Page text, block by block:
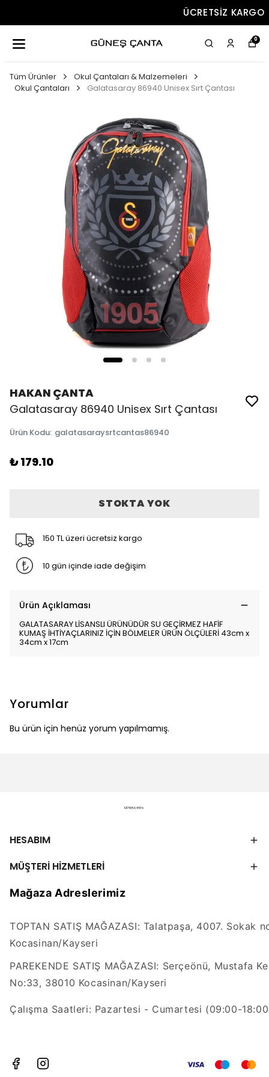
0
Tüm Ürünler
Okul Çantaları & Malzemeleri
Okul Çantaları
Galatasaray 86940 Unisex Sırt Çantası
HAKAN ÇANTA
Galatasaray 86940 Unisex Sırt Çantası
Ürün Kodu: galatasaraysrtcantas86940
₺ 179.10
STOKTA YOK
150 TL üzeri ücretsiz kargo
10 gün içinde iade değişim
Ürün Açıklaması
GALATASARAY LİSANSLI ÜRÜNÜDÜR SU GEÇİRMEZ HAFİF
KUMAŞ İHTİYAÇLARINIZ İÇİN BÖLMELER ÜRÜN ÖLÇÜLERİ 43cm x
34cm x 17cm
Yorumlar
Bu ürün için henüz yorum yapılmamış.
HESABIM
MÜŞTERİ HİZMETLERİ
Mağaza Adreslerimiz
TOPTAN SATIŞ MAĞAZASI: Talatpaşa, 4007. Sokak
Kocasinan/Kayseri
PAREKENDE SATIŞ MAĞAZASI: Serçeönü, Mustafa
No:33, 38010 Kocasinan/Kayseri
Çalışma Saatleri: Pazartesi - Cumartesi (09:00-